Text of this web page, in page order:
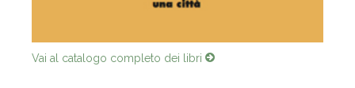
Vai al catalogo completo dei libri